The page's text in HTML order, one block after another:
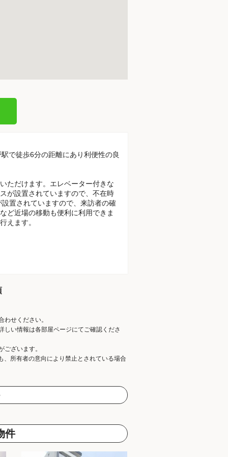
で徒歩6分の距離にあり利便性の良
ただけます。エレベーター付きな
が設置されていますので、不在時
置されていますので、来訪者の確
ど近場の移動も便利に利用できま
えます。
せください。
い情報は各部屋ページにてご確認くださ
ざいます。
所有者の意向により禁止とされている場合
件